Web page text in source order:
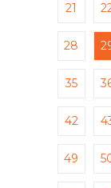
21
28
35
42
49